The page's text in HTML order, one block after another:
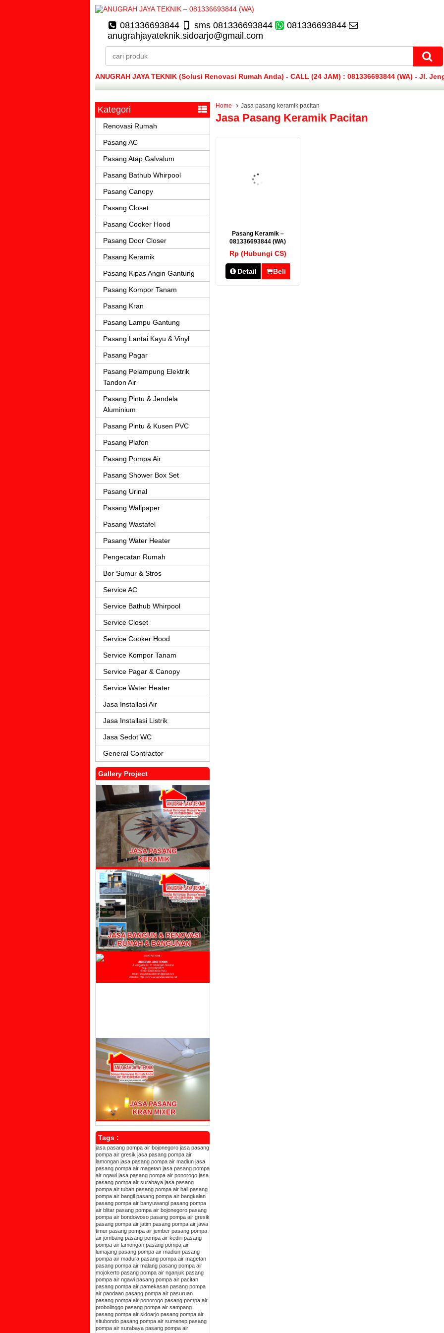
081336693844 sms 081336693844
081336693844
anugrahjayateknik.sidoarjo@gmail.com
ANUGRAH JAYA TEKNIK (Solusi Renovasi Rumah Anda) - CALL (24 JAM) : 081336693844 (WA) - Jl.
Home Jasa pasang keramik pacitan
Jasa Pasang Keramik Pacitan
Pasang Keramik –
081336693844 (WA)
Rp (Hubungi CS)
Detail Beli
Kategori
Renovasi Rumah
Pasang AC
Pasang Atap Galvalum
Pasang Bathub Whirpool
Pasang Canopy
Pasang Closet
Pasang Cooker Hood
Pasang Door Closer
Pasang Keramik
Pasang Kipas Angin Gantung
Pasang Kompor Tanam
Pasang Kran
Pasang Lampu Gantung
Pasang Lantai Kayu & Vinyl
Pasang Pagar
Pasang Pelampung Elektrik
Tandon Air
Pasang Pintu & Jendela
Aluminium
Pasang Pintu & Kusen PVC
Pasang Plafon
Pasang Pompa Air
Pasang Shower Box Set
Pasang Urinal
Pasang Wallpaper
Pasang Wastafel
Pasang Water Heater
Pengecatan Rumah
Bor Sumur & Stros
Service AC
Service Bathub Whirpool
Service Closet
Service Cooker Hood
Service Kompor Tanam
Service Pagar & Canopy
Service Water Heater
Jasa Installasi Air
Jasa Installasi Listrik
Jasa Sedot WC
General Contractor
Gallery Project
Tags :
jasa pasang pompa air bojonegoro jasa pasang
pompa air gresik jasa pasang pompa air
lamongan jasa pasang pompa air madiun jasa
pasang pompa air magetan jasa pasang pompa
air ngawi jasa pasang pompa air ponorogo jasa
pasang pompa air surabaya jasa pasang
pompa air tuban pasang pompa air bali pasang
pompa air bangil pasang pompa air bangkalan
pasang pompa air banyuwangi pasang pompa
air blitar pasang pompa air bojonegoro pasang
pompa air bondowoso pasang pompa air gresik
pasang pompa air jatim pasang pompa air jawa
timur pasang pompa air jember pasang pompa
air jombang pasang pompa air kediri pasang
pompa air lamongan pasang pompa air
lumajang pasang pompa air madiun pasang
pompa air madura pasang pompa air magetan
pasang pompa air malang pasang pompa air
mojokerto pasang pompa air nganjuk pasang
pompa air ngawi pasang pompa air pacitan
pasang pompa air pamekasan pasang pompa
air pandaan pasang pompa air pasuruan
pasang pompa air ponorogo pasang pompa air
probolinggo pasang pompa air sampang
pasang pompa air sidoarjo pasang pompa air
situbondo pasang pompa air sumenep pasang
pompa air surabaya pasang pompa air